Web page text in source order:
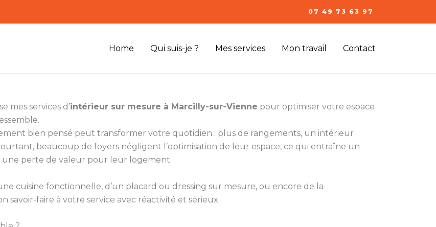
07 49 73 63 97
Home Qui suis-je ? Mes services Mon travail Contact
mes services d’intérieur sur mesure à Marcilly-sur-Vienne pour optimiser votre espace
bien pensé peut transformer votre quotidien : plus de rangements, un intérieur
beaucoup de foyers négligent l’optimisation de leur espace, ce qui entraîne un
une perte de valeur pour leur logement.
cuisine fonctionnelle, d’un placard ou dressing sur mesure, ou encore de la
savoir-faire à votre service avec réactivité et sérieux.